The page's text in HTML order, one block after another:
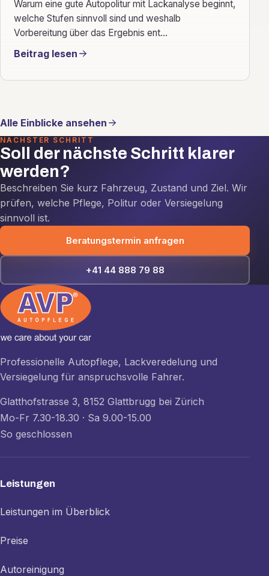
Warum eine gute Autopolitur mit Lackanalyse beginnt,
welche Stufen sinnvoll sind und weshalb
Vorbereitung über das Ergebnis ent...
Beitrag lesen
Alle Einblicke ansehen
NÄCHSTER SCHRITT
Soll der nächste Schritt klarer
werden?
Beschreiben Sie kurz Fahrzeug, Zustand und Ziel. Wir
prüfen, welche Pflege, Politur oder Versiegelung
sinnvoll ist.
Beratungstermin anfragen
+41 44 888 79 88
Professionelle Autopflege, Lackveredelung und
Versiegelung für anspruchsvolle Fahrer.
Glatthofstrasse 3, 8152 Glattbrugg bei Zürich
Mo-Fr 7.30-18.30 · Sa 9.00-15.00
So geschlossen
Leistungen
Leistungen im Überblick
Preise
Autoreinigung